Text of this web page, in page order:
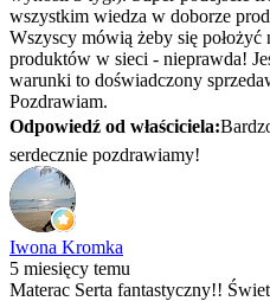
wszystkim wiedza w doborze
Wszyscy mówią żeby się
produktów w sieci - nieprawda!
warunki to doświadczony
Pozdrawiam.
Odpowiedź od właściciela:
serdecznie pozdrawiamy!
Iwona Kromka
5 miesięcy temu
Materac Serta fantastyczny!!